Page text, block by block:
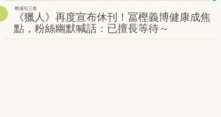
動漫玩三食
《獵人》再度宣布休刊！冨樫義博健康成焦
點，粉絲幽默喊話：已擅長等待～